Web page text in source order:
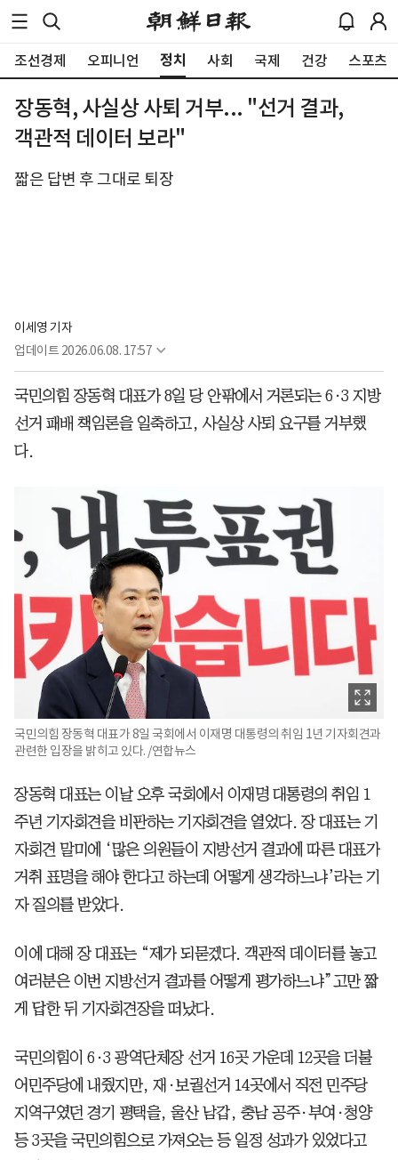
조선경제 오피니언 정치 사회 국제 건강 스포츠
장동혁, 사실상 사퇴 거부... "선거 결과,
객관적 데이터 보라"
짧은 답변 후 그대로 퇴장
이세영 기자
업데이트 2026.06.08. 17:57
국민의힘 장동혁 대표가 8일 당 안팎에서 거론되는 6·3 지방
선거 패배 책임론을 일축하고, 사실상 사퇴 요구를 거부했
다.
국민의힘 장동혁 대표가 8일 국회에서 이재명 대통령의 취임 1년 기자회견과
관련한 입장을 밝히고 있다. /연합뉴스
장동혁 대표는 이날 오후 국회에서 이재명 대통령의 취임 1
주년 기자회견을 비판하는 기자회견을 열었다. 장 대표는 기
자회견 말미에 ‘많은 의원들이 지방선거 결과에 따른 대표가
거취 표명을 해야 한다고 하는데 어떻게 생각하느냐’라는 기
자 질의를 받았다.
이에 대해 장 대표는 “제가 되묻겠다. 객관적 데이터를 놓고
여러분은 이번 지방선거 결과를 어떻게 평가하느냐”고만 짧
게 답한 뒤 기자회견장을 떠났다.
국민의힘이 6·3 광역단체장 선거 16곳 가운데 12곳을 더불
어민주당에 내줬지만, 재·보궐선거 14곳에서 직전 민주당
지역구였던 경기 평택을, 울산 남갑, 충남 공주·부여·청양
등 3곳을 국민의힘으로 가져오는 등 일정 성과가 있었다고